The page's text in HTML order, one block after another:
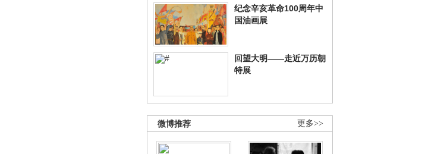
纪念辛亥革命100周年中
国油画展
回望大明——走近万历朝
特展
更多>>
微博推荐